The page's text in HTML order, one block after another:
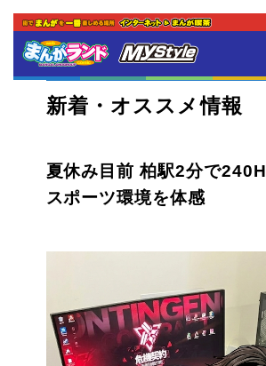
はじめての方
スマホアプリ紹介
映画 / アニメ / 電子書籍
新着・オススメ情報
夏休み目前 柏駅2分で
スポーツ環境を体感